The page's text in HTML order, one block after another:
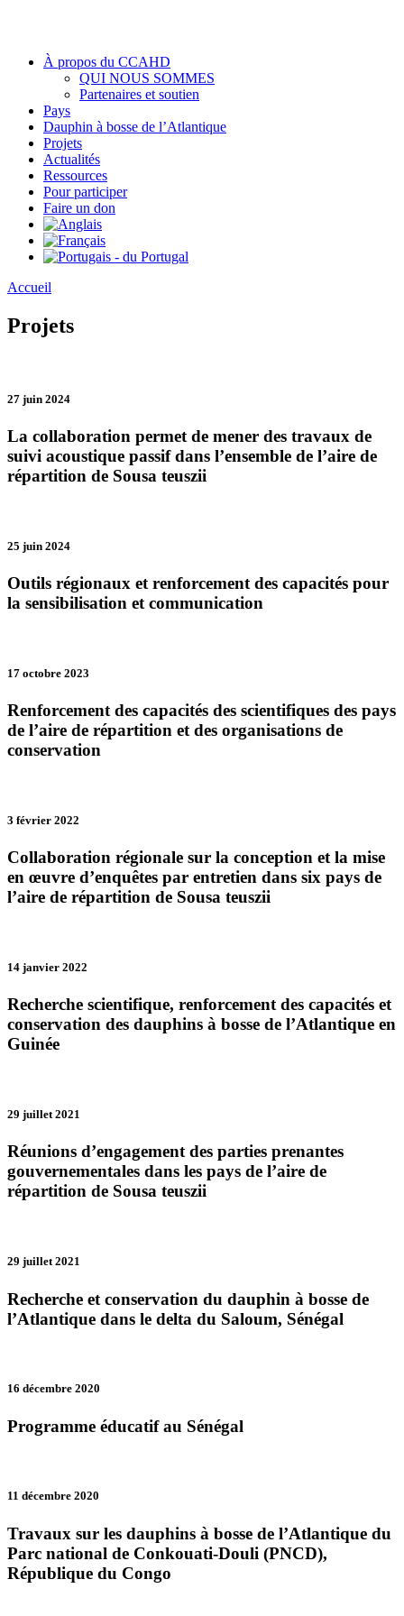
À propos du CCAHD
QUI NOUS SOMMES
Partenaires et soutien
Pays
Dauphin à bosse de l’Atlantique
Projets
Actualités
Ressources
Pour participer
Faire un don
Accueil
Projets
27 juin 2024
La collaboration permet de mener des travaux de
suivi acoustique passif dans l’ensemble de l’aire de
répartition de Sousa teuszii
25 juin 2024
Outils régionaux et renforcement des capacités pour
la sensibilisation et communication
17 octobre 2023
Renforcement des capacités des scientifiques des pays
de l’aire de répartition et des organisations de
conservation
3 février 2022
Collaboration régionale sur la conception et la mise
en œuvre d’enquêtes par entretien dans six pays de
l’aire de répartition de Sousa teuszii
14 janvier 2022
Recherche scientifique, renforcement des capacités et
conservation des dauphins à bosse de l’Atlantique en
Guinée
29 juillet 2021
Réunions d’engagement des parties prenantes
gouvernementales dans les pays de l’aire de
répartition de Sousa teuszii
29 juillet 2021
Recherche et conservation du dauphin à bosse de
l’Atlantique dans le delta du Saloum, Sénégal
16 décembre 2020
Programme éducatif au Sénégal
11 décembre 2020
Travaux sur les dauphins à bosse de l’Atlantique du
Parc national de Conkouati-Douli (PNCD),
République du Congo